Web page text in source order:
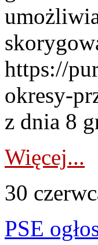
https://
okresy-
z dnia 8
Więcej...
30
PSE